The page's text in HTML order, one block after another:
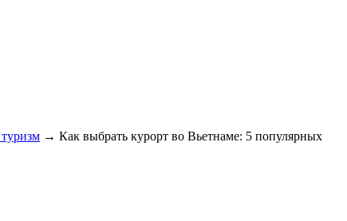
→ Как выбрать курорт во Вьетнаме: 5 популярных